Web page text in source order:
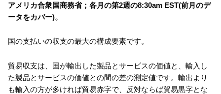
アメリカ合衆国商務省；各月の第2週の8:30am EST(前月のデ
ータをカバー)。
国の支払いの収支の最大の構成要素です。
貿易収支は、国が輸出した製品とサービスの価値と、輸入し
た製品とサービスの価値との間の差の測定値です。輸出より
も輸入の方が多ければ貿易赤字で、反対ならば貿易黒字とな